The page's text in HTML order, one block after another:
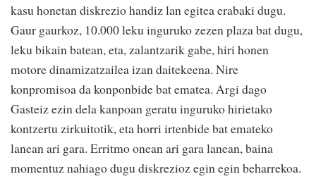
kasu honetan diskrezio handiz lan egitea erabaki dugu.
Gaur gaurkoz, 10.000 leku inguruko zezen plaza bat dugu,
leku bikain batean, eta, zalantzarik gabe, hiri honen
motore dinamizatzailea izan daitekeena. Nire
konpromisoa da konponbide bat ematea. Argi dago
Gasteiz ezin dela kanpoan geratu inguruko hirietako
kontzertu zirkuitotik, eta horri irtenbide bat emateko
lanean ari gara. Erritmo onean ari gara lanean, baina
momentuz nahiago dugu diskrezioz egin egin beharrekoa.